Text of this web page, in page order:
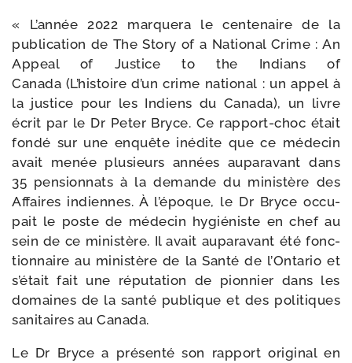
« L’année 2022 mar­que­ra le cen­te­naire de la
publi­ca­tion de The Story of a National Crime : An
Appeal of Justice to the Indians of
Canada (L’histoire d’un crime natio­nal : un appel à
la jus­tice pour les Indiens du Canada), un livre
écrit par le Dr Peter Bryce. Ce rapport-​choc était
fon­dé sur une enquête inédite que ce méde­cin
avait menée plu­sieurs années aupa­ra­vant dans
35 pen­sion­nats à la demande du minis­tère des
Affaires indiennes. À l’époque, le Dr Bryce occu­
pait le poste de méde­cin hygié­niste en chef au
sein de ce minis­tère. Il avait aupa­ra­vant été fonc­
tion­naire au minis­tère de la Santé de l’Ontario et
s’était fait une répu­ta­tion de pion­nier dans les
domaines de la san­té publique et des poli­tiques
sani­taires au Canada.
Le Dr Bryce a pré­sen­té son rap­port ori­gi­nal en